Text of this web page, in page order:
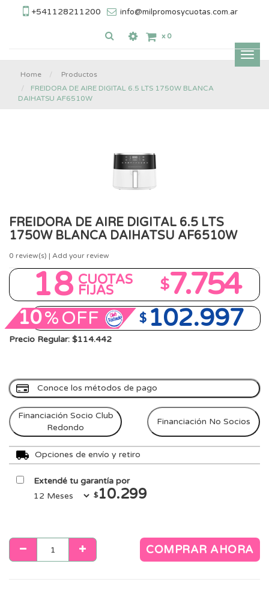
+541128211200 info@milpromosycuotas.com.ar
x 0
Home
Productos
FREIDORA DE AIRE DIGITAL 6.5 LTS 1750W BLANCA
DAIHATSU AF6510W
FREIDORA DE AIRE DIGITAL 6.5 LTS
1750W BLANCA DAIHATSU AF6510W
0 review(s) | Add your review
18 CUOTAS
FIJAS $7.754
10%OFF $ 102.997
Precio Regular: $114.442
Conoce los métodos de pago
Financiación Socio Club
Redondo
Financiación No Socios
Opciones de envío y retiro
Extendé tu garantía por
$10.299
COMPRAR AHORA